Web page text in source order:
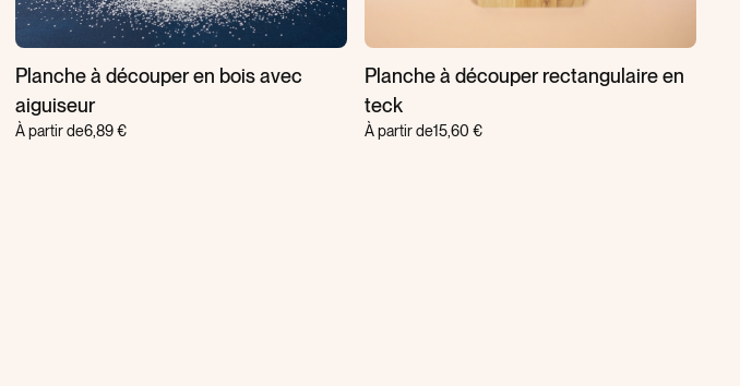
Planche à découper en bois avec
aiguiseur
À partir de6,89 €
Planche à découper rectangulaire en
teck
À partir de15,60 €